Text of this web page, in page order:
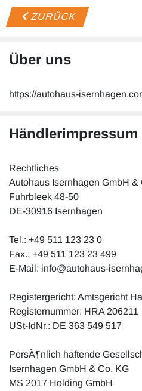
ZURÜCK
Über uns
https://autohaus-
Händlerimpressum
Rechtliches
Autohaus Isernhagen GmbH &
Fuhrbleek 48-50
DE-30916 Isernhagen
Tel.: +49 511 123 23 0
Fax.: +49 511 123 23 499
E-Mail: info@autohaus-
Registergericht: Amtsgericht
Registernummer: HRA 206211
USt-IdNr.: DE 363 549 517
PersÃ¶nlich haftende
Isernhagen GmbH & Co. KG
MS 2017 Holding GmbH